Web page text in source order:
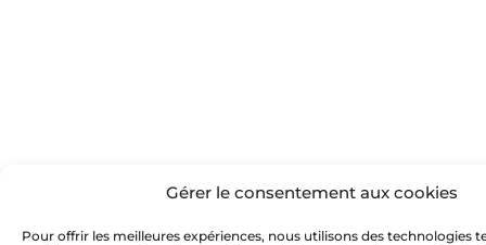
Gérer le consentement aux cookies
Pour offrir les meilleures expériences, nous utilisons des technologies